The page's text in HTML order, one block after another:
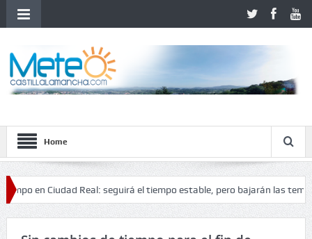
Home
Ciudad Real: seguirá el tiempo estable, pero bajarán las